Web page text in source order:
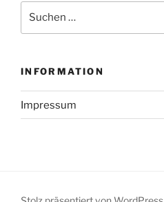
nach:
INFORMATION
Impressum